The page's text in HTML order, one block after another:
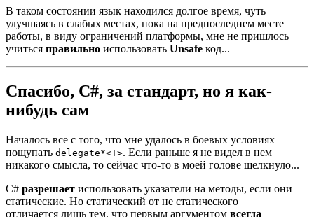
В таком состоянии язык находился долгое время, чуть
улучшаясь в слабых местах, пока на предпоследнем месте
работы, в виду ограничений платформы, мне не пришлось
учиться правильно использовать Unsafe код...
Спасибо, C#, за стандарт, но я как-
нибудь сам
Началось все с того, что мне удалось в боевых условиях
пощупать delegate*<T>. Если раньше я не видел в нем
никакого смысла, то сейчас что‑то в моей голове щелкнуло...
C# разрешает использовать указатели на методы, если они
статические. Но статический от не статического
отличается лишь тем, что первым аргументом всегда